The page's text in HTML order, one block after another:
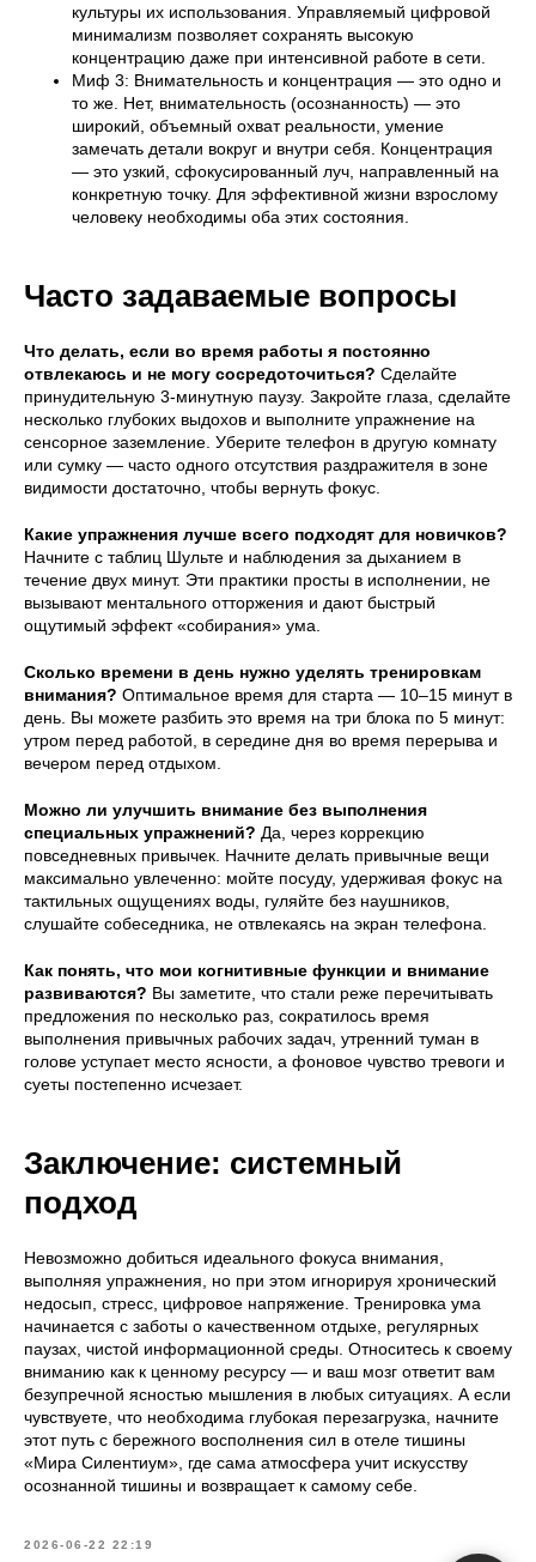
культуры их использования. Управляемый цифровой
минимализм позволяет сохранять высокую
концентрацию даже при интенсивной работе в сети.
Миф 3: Внимательность и концентрация — это одно и
то же. Нет, внимательность (осознанность) — это
широкий, объемный охват реальности, умение
замечать детали вокруг и внутри себя. Концентрация
— это узкий, сфокусированный луч, направленный на
конкретную точку. Для эффективной жизни взрослому
человеку необходимы оба этих состояния.
Часто задаваемые вопросы
Что делать, если во время работы я постоянно
отвлекаюсь и не могу сосредоточиться? Сделайте
принудительную 3-минутную паузу. Закройте глаза, сделайте
несколько глубоких выдохов и выполните упражнение на
сенсорное заземление. Уберите телефон в другую комнату
или сумку — часто одного отсутствия раздражителя в зоне
видимости достаточно, чтобы вернуть фокус.
Какие упражнения лучше всего подходят для новичков?
Начните с таблиц Шульте и наблюдения за дыханием в
течение двух минут. Эти практики просты в исполнении, не
вызывают ментального отторжения и дают быстрый
ощутимый эффект «собирания» ума.
Сколько времени в день нужно уделять тренировкам
внимания? Оптимальное время для старта — 10–15 минут в
день. Вы можете разбить это время на три блока по 5 минут:
утром перед работой, в середине дня во время перерыва и
вечером перед отдыхом.
Можно ли улучшить внимание без выполнения
специальных упражнений? Да, через коррекцию
повседневных привычек. Начните делать привычные вещи
максимально увлеченно: мойте посуду, удерживая фокус на
тактильных ощущениях воды, гуляйте без наушников,
слушайте собеседника, не отвлекаясь на экран телефона.
Как понять, что мои когнитивные функции и внимание
развиваются? Вы заметите, что стали реже перечитывать
предложения по несколько раз, сократилось время
выполнения привычных рабочих задач, утренний туман в
голове уступает место ясности, а фоновое чувство тревоги и
суеты постепенно исчезает.
Заключение: системный
подход
Невозможно добиться идеального фокуса внимания,
выполняя упражнения, но при этом игнорируя хронический
недосып, стресс, цифровое напряжение. Тренировка ума
начинается с заботы о качественном отдыхе, регулярных
паузах, чистой информационной среды. Относитесь к своему
вниманию как к ценному ресурсу — и ваш мозг ответит вам
безупречной ясностью мышления в любых ситуациях. А если
чувствуете, что необходима глубокая перезагрузка, начните
этот путь с бережного восполнения сил в отеле тишины
«Мира Силентиум», где сама атмосфера учит искусству
осознанной тишины и возвращает к самому себе.
2026-06-22 22:19